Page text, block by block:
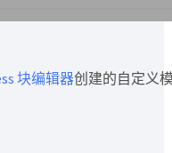
块编辑器创建的自定义